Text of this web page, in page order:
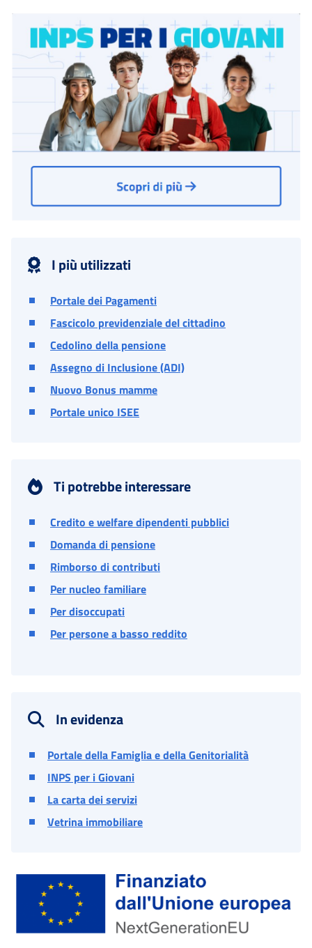
I più utilizzati
Portale dei Pagamenti
Fascicolo previdenziale del cittadino
Cedolino della pensione
Assegno di Inclusione (ADI)
Nuovo Bonus mamme
Portale unico ISEE
Ti potrebbe interessare
Credito e welfare dipendenti pubblici
Domanda di pensione
Rimborso di contributi
Per nucleo familiare
Per disoccupati
Per persone a basso reddito
In evidenza
Portale della Famiglia e della Genitorialità
INPS per i Giovani
La carta dei servizi
Vetrina immobiliare